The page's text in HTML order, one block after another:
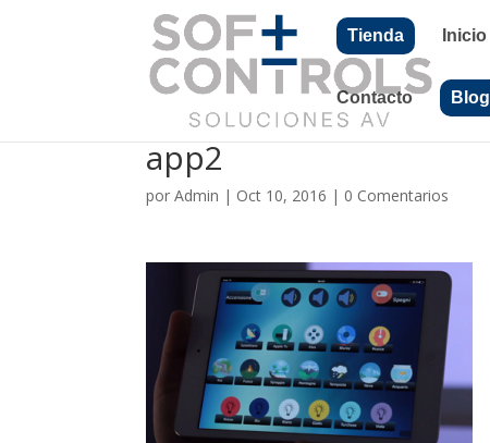
Tienda Inicio
Contacto Blog
app2
porAdmin | Oct 10, 2016 | 0 Comentarios